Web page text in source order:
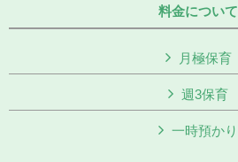
料金について
月極保育
週3保育
一時預かり